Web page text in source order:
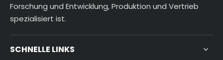
Forschung und Entwicklung, Produktion und Vertrieb
spezialisiert ist.
SCHNELLE LINKS